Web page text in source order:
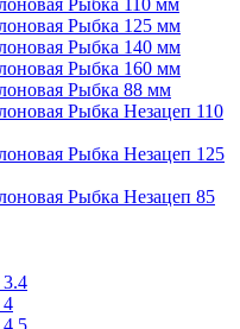
Рыбка 125 мм
Рыбка 140 мм
Рыбка 160 мм
Рыбка 88 мм
Рыбка Незацеп 110
Рыбка Незацеп 125
Рыбка Незацеп 85
4